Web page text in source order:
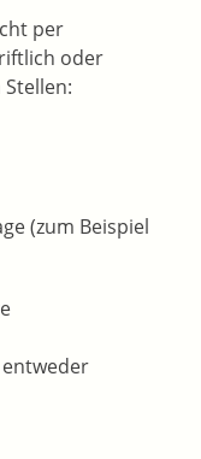
per
oder
(zum Beispiel